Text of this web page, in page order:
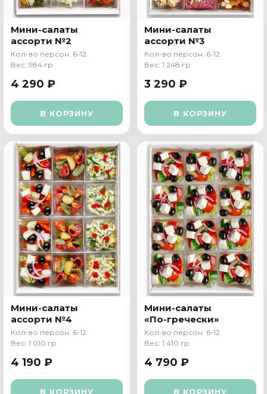
Мини-салаты
ассорти №2
Кол-во персон: 6-12
Вес: 984 гр
4 290 ₽
В КОРЗИНУ
Мини-салаты
ассорти №3
Кол-во персон: 6-12
Вес: 1 248 гр
3 290 ₽
В КОРЗИНУ
Мини-салаты
ассорти №4
Кол-во персон: 6-12
Вес: 1 010 гр
4 190 ₽
В КОРЗИНУ
Мини-салаты
«По-гречески»
Кол-во персон: 6-12
Вес: 1 410 гр
4 790 ₽
В КОРЗИНУ